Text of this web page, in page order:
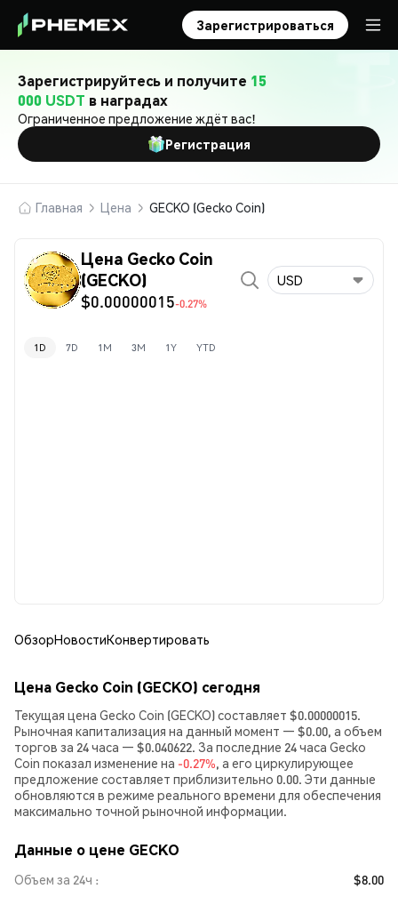
Зарегистрироваться
Зарегистрируйтесь и получите 15
000 USDT в наградах
Ограниченное предложение ждёт вас!
Регистрация
Главная Цена GECKO (Gecko Coin)
Цена Gecko Coin
(GECKO)
$0.00000015-0.27%
USD
1D 7D 1M 3M 1Y YTD
ОбзорНовостиКонвертировать
Цена Gecko Coin (GECKO) сегодня
Текущая цена Gecko Coin (GECKO) составляет $0.00000015.
Рыночная капитализация на данный момент — $0.00, а объем
торгов за 24 часа — $0.040622. За последние 24 часа Gecko
Coin показал изменение на -0.27%, а его циркулирующее
предложение составляет приблизительно 0.00. Эти данные
обновляются в режиме реального времени для обеспечения
максимально точной рыночной информации.
Данные о цене GECKO
Объем за 24ч
$8.00